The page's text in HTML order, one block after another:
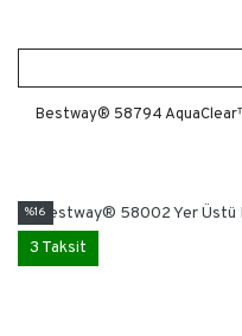
Bestway® 58794
%16
3 Taksit